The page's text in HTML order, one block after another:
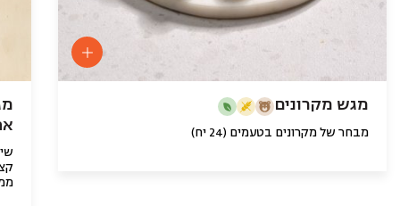
מגש מקרונים
מבחר של מקרונים בטעמים (24 יח)